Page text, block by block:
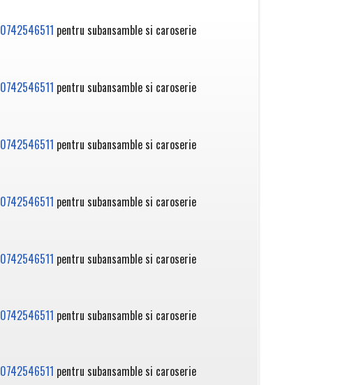
0742546511 pentru subansamble si caroserie
0742546511 pentru subansamble si caroserie
0742546511 pentru subansamble si caroserie
0742546511 pentru subansamble si caroserie
0742546511 pentru subansamble si caroserie
0742546511 pentru subansamble si caroserie
0742546511 pentru subansamble si caroserie